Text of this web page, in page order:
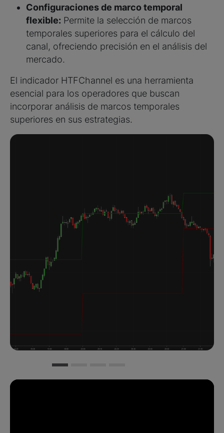
Configuraciones de marco temporal
flexible: Permite la selección de marcos
temporales superiores para el cálculo del
canal, ofreciendo precisión en el análisis del
mercado.
El indicador HTFChannel es una herramienta
esencial para los operadores que buscan
incorporar análisis de marcos temporales
superiores en sus estrategias.